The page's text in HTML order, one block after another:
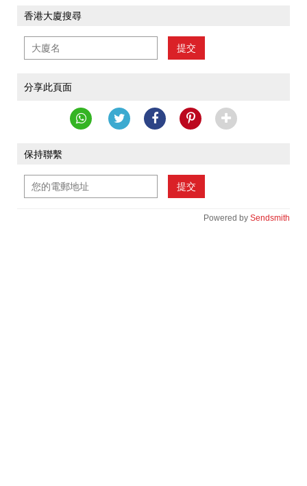
香港大廈搜尋
提交
分享此頁面
保持聯繫
提交
Powered by Sendsmith